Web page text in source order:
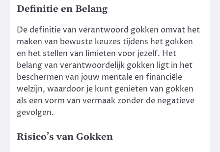
Definitie en Belang
De definitie van verantwoord gokken omvat het
maken van bewuste keuzes tijdens het gokken
en het stellen van limieten voor jezelf. Het
belang van verantwoordelijk gokken ligt in het
beschermen van jouw mentale en financiële
welzijn, waardoor je kunt genieten van gokken
als een vorm van vermaak zonder de negatieve
gevolgen.
Risico’s van Gokken